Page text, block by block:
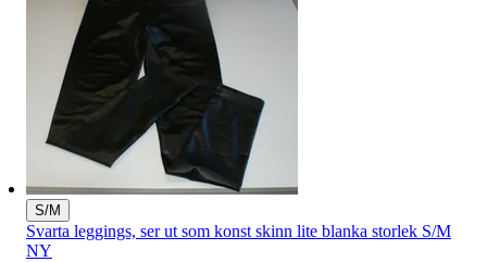
S/M
Svarta leggings, ser ut som konst skinn lite blanka storlek S/M
NY